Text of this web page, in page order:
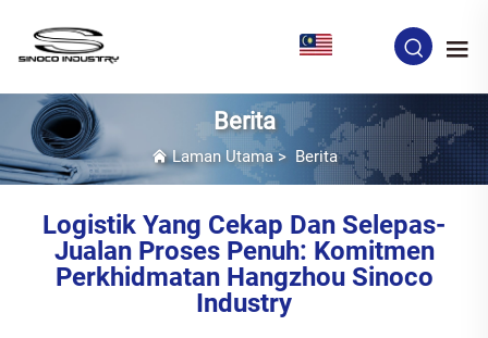
Berita
Laman Utama> Berita
Logistik Yang Cekap Dan Selepas-
Jualan Proses Penuh: Komitmen
Perkhidmatan Hangzhou Sinoco
Industry